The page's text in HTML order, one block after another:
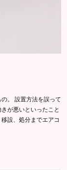
。 設置方法を誤って
が悪いといったこと
設、処分までエアコ